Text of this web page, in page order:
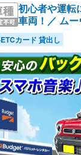
初心者や運転
車両！／ ムー
ETCカード 貸出し